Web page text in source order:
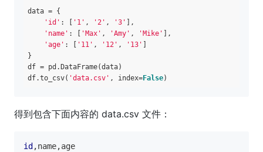
data = {
'id' : [ '1' , '2' , '3'
],
'name' : [ 'Max' , 'Amy' , 'Mike'
],
'age' : [ '11' , '12' , '13'
}
df = pd.DataFrame(data)
df.to_csv( 'data.csv' , index=False
得到包含下面内容的 data.csv 文件：
id